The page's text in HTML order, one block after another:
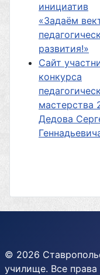
инициатив
«Задаём
развития!»
Сайт
конкурса
мастерства
Дедова
© 2026
училище. Все